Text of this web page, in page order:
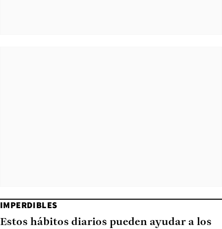
IMPERDIBLES
Estos hábitos diarios pueden ayudar a los